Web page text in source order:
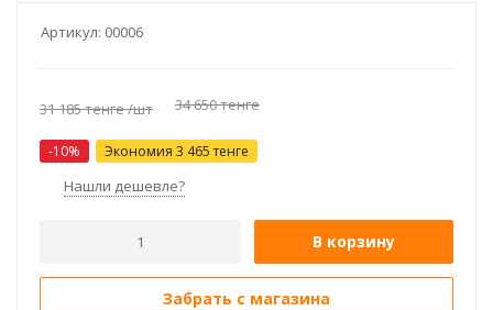
Артикул: 00006
31 185тенге/шт 34 650тенге
-10% Экономия 3 465тенге
Нашли дешевле?
В корзину
Забрать с магазина